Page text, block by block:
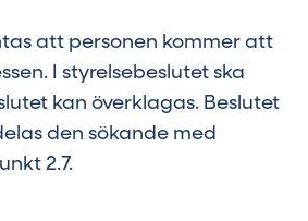
att personen kommer att
I styrelsebeslutet ska
kan överklagas. Beslutet
den sökande med
2.7.